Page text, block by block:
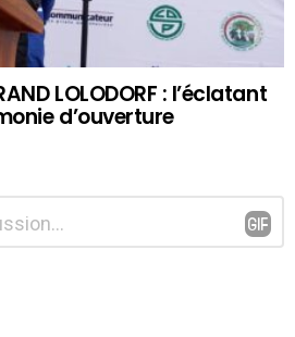
LOLODORF : l’éclatant
d’ouverture